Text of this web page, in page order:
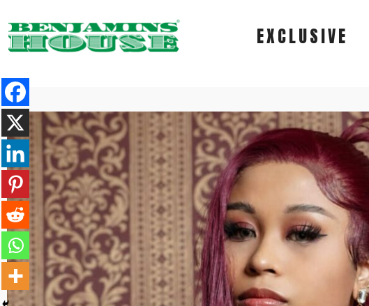
EXCLUSIVE